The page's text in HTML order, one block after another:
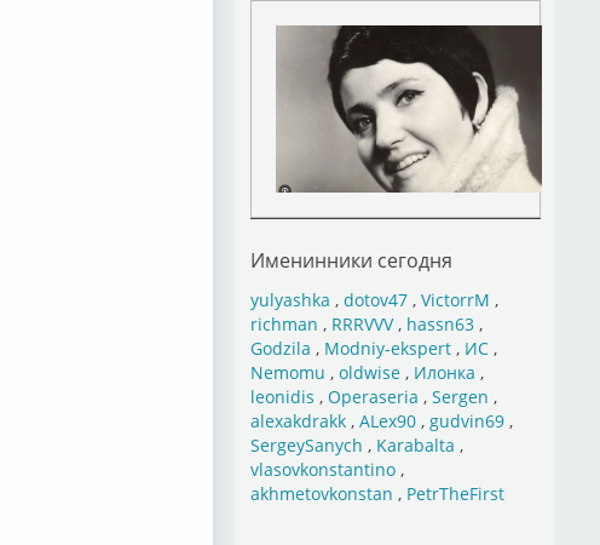
Именинники сегодня
yulyashka , dotov47, VictorrM ,
richman , RRRVVV, hassn63,
Godzila , Modniy-ekspert, ИС,
Nemomu , oldwise, Илонка ,
leonidis , Operaseria , Sergen ,
alexakdrakk, ALex90, gudvin69,
SergeySanych , Karabalta ,
vlasovkonstantino,
akhmetovkonstan , PetrTheFirst